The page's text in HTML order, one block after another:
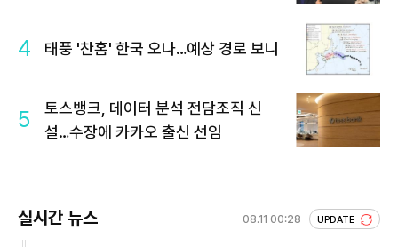
4 태풍 '찬홈' 한국 오나…예상 경로 보니
5
토스뱅크, 데이터 분석 전담조직 신
설…수장에 카카오 출신 선임
실시간 뉴스 08.11 00:28 UPDATE